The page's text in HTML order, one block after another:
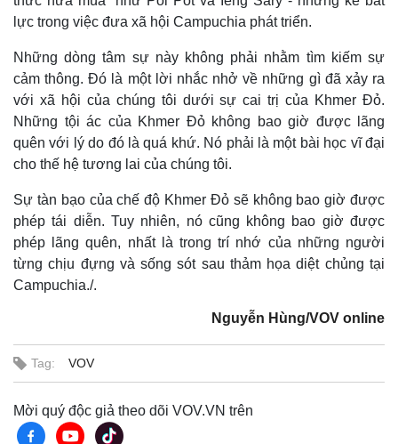
lực trong việc đưa xã hội Campuchia phát triển.
Những dòng tâm sự này không phải nhằm tìm kiếm sự
cảm thông. Đó là một lời nhắc nhở về những gì đã xảy ra
với xã hội của chúng tôi dưới sự cai trị của Khmer Đỏ.
Những tội ác của Khmer Đỏ không bao giờ được lãng
quên với lý do đó là quá khứ. Nó phải là một bài học vĩ đại
cho thế hệ tương lai của chúng tôi.
Sự tàn bạo của chế độ Khmer Đỏ sẽ không bao giờ được
phép tái diễn. Tuy nhiên, nó cũng không bao giờ được
phép lãng quên, nhất là trong trí nhớ của những người
từng chịu đựng và sống sót sau thảm họa diệt chủng tại
Campuchia./.
Nguyễn Hùng/VOV online
Tag: VOV
Mời quý độc giả theo dõi VOV.VN trên